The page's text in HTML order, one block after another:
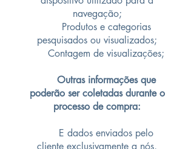
navegação;
Produtos e categorias
pesquisados ou visualizados;
Contagem de visualizações;
Outras informações que
poderão ser coletadas durante o
processo de compra:
E dados enviados pelo